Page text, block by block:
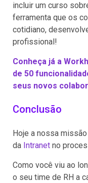
incluir um curso
ferramenta que os
cotidiano,
profissional!
Conheça já a
de 50
seus novos
Conclusão
Hoje a nossa
da Intranet no
Como você viu ao
o seu time de RH a